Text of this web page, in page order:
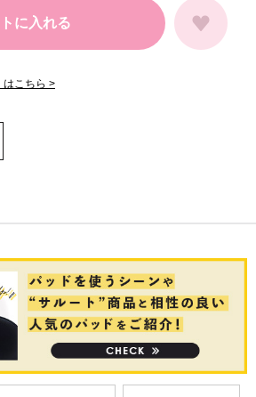
に入れる
はこちら >